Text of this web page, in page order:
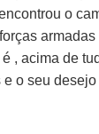
o
, acima de
o seu